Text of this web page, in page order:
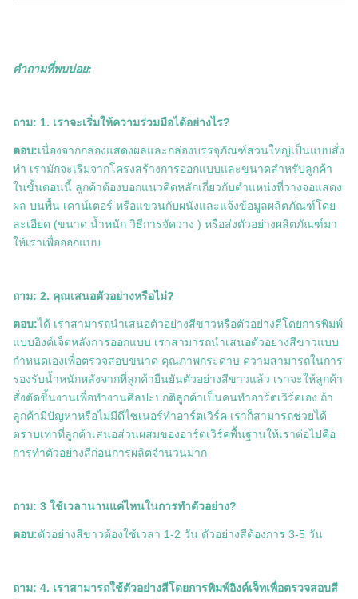
คำถามที่พบบ่อย:
ถาม: 1. เราจะเริ่มให้ความร่วมมือได้อย่างไร?
ตอบ:เนื่องจากกล่องแสดงผลและกล่องบรรจุภัณฑ์ส่วนใหญ่เป็นแบบสั่ง
ทำ เรามักจะเริ่มจากโครงสร้างการออกแบบและขนาดสำหรับลูกค้า
ในขั้นตอนนี้ ลูกค้าต้องบอกแนวคิดหลักเกี่ยวกับตำแหน่งที่วางจอแสดง
ผล บนพื้น เคาน์เตอร์ หรือแขวนกับผนังและแจ้งข้อมูลผลิตภัณฑ์โดย
ละเอียด (ขนาด น้ำหนัก วิธีการจัดวาง ) หรือส่งตัวอย่างผลิตภัณฑ์มา
ให้เราเพื่อออกแบบ
ถาม: 2. คุณเสนอตัวอย่างหรือไม่?
ตอบ:ได้ เราสามารถนำเสนอตัวอย่างสีขาวหรือตัวอย่างสีโดยการพิมพ์
แบบอิงค์เจ็ตหลังการออกแบบ เราสามารถนำเสนอตัวอย่างสีขาวแบบ
กำหนดเองเพื่อตรวจสอบขนาด คุณภาพกระดาษ ความสามารถในการ
รองรับน้ำหนักหลังจากที่ลูกค้ายืนยันตัวอย่างสีขาวแล้ว เราจะให้ลูกค้า
สั่งตัดชิ้นงานเพื่อทำงานศิลปะปกติลูกค้าเป็นคนทำอาร์ตเวิร์คเอง ถ้า
ลูกค้ามีปัญหาหรือไม่มีดีไซเนอร์ทำอาร์ตเวิร์ค เราก็สามารถช่วยได้
ตราบเท่าที่ลูกค้าเสนอส่วนผสมของอาร์ตเวิร์คพื้นฐานให้เราต่อไปคือ
การทำตัวอย่างสีก่อนการผลิตจำนวนมาก
ถาม: 3 ใช้เวลานานแค่ไหนในการทำตัวอย่าง?
ตอบ:ตัวอย่างสีขาวต้องใช้เวลา 1-2 วัน ตัวอย่างสีต้องการ 3-5 วัน
ถาม: 4. เราสามารถใช้ตัวอย่างสีโดยการพิมพ์อิงค์เจ็ทเพื่อตรวจสอบสี